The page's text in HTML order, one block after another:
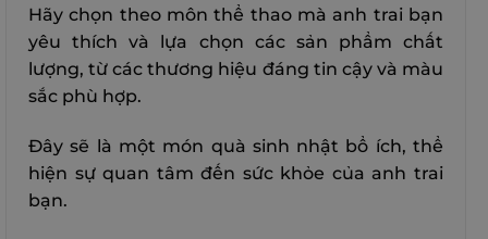
Hãy chọn theo môn thể thao mà anh trai bạn
yêu thích và lựa chọn các sản phẩm chất
lượng, từ các thương hiệu đáng tin cậy và màu
sắc phù hợp.
Đây sẽ là một món quà sinh nhật bổ ích, thể
hiện sự quan tâm đến sức khỏe của anh trai
bạn.